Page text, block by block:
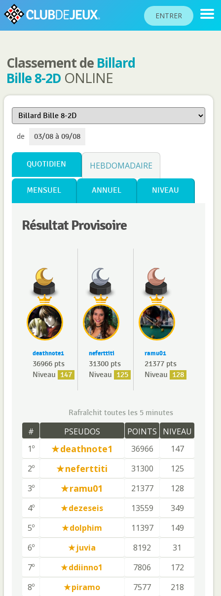
ENTRER
CLASSEMENTS
TOURNOIS
COMMUNAUTÉ
AIDE
PASSEPORT
JOUER
Classement de Billard
Bille 8-2D ONLINE
de 03/08 à 09/08
QUOTIDIEN HEBDOMADAIRE
MENSUEL ANNUEL NIVEAU
Résultat Provisoire
deathnote1
36966 pts
Niveau 147
neferttiti
31300 pts
Niveau 125
ramu01
21377 pts
Niveau 128
Rafraîchit toutes les 5 minutes
# PSEUDOS POINTS
NIVEAU
1º
deathnote1 36966
147
2º
neferttiti 31300
125
3º
ramu01 21377
128
4º
dezeseis 13559
349
5º
dolphim 11397
149
6º
juvia 8192
31
7º
ddiinno1 7806
172
8º
piramo 7577
218